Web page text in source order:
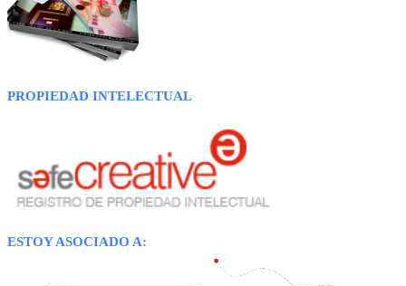
PROPIEDAD INTELECTUAL
ESTOY ASOCIADO A: